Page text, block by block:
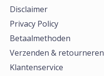
Disclaimer
Privacy Policy
Betaalmethoden
Verzenden & retourneren
Klantenservice